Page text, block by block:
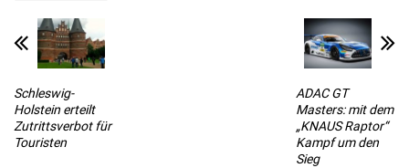
Schleswig-
Holstein erteilt
Zutrittsverbot für
Touristen
ADAC GT
Masters: mit dem
„KNAUS Raptor“
Kampf um den
Sieg